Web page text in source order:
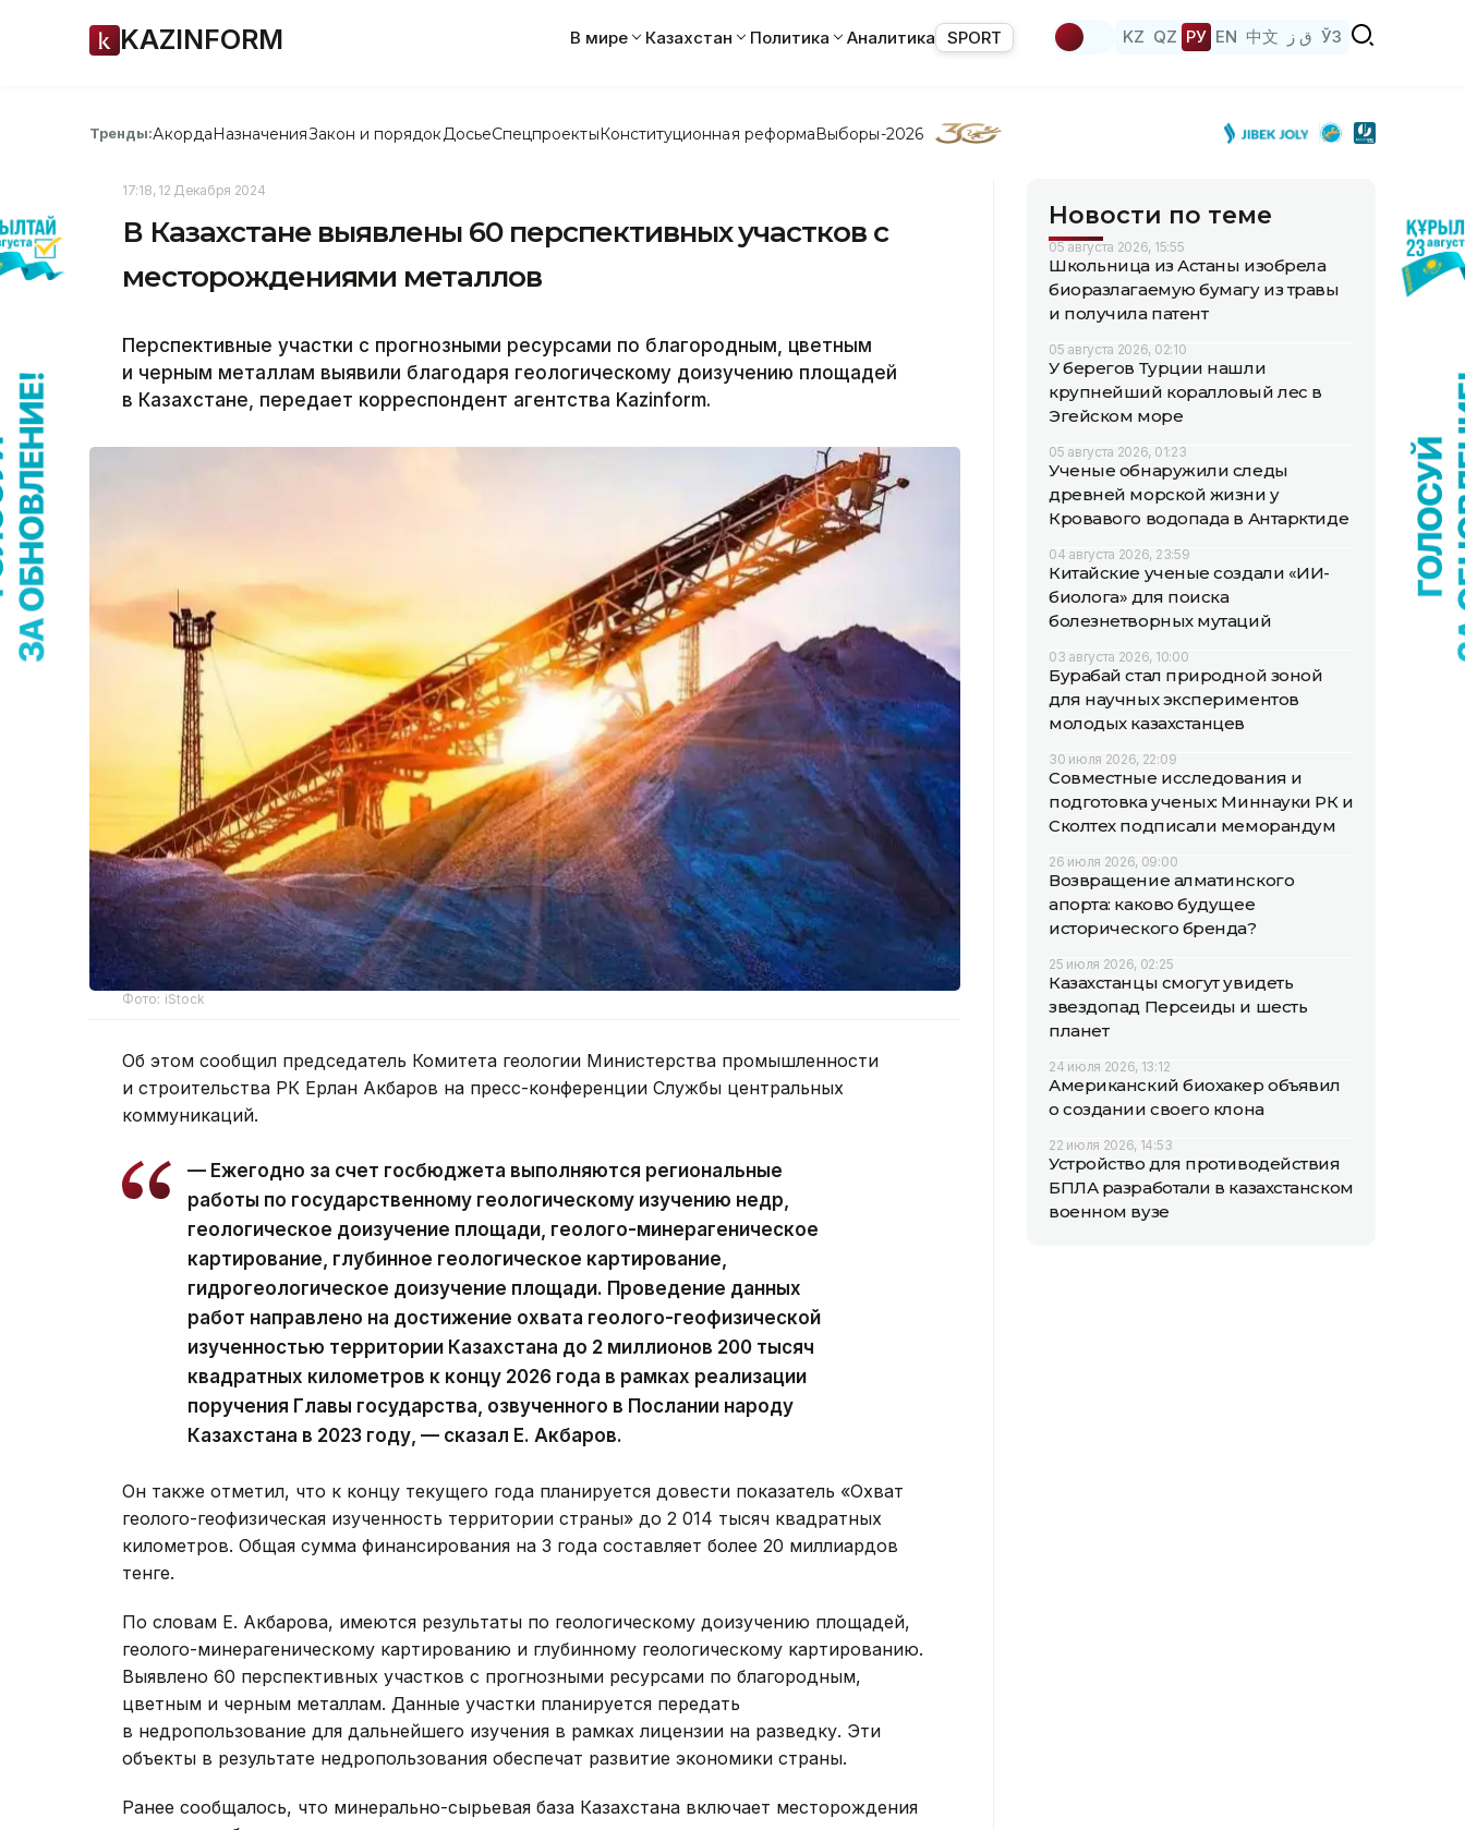
KAZINFORM В мире Казахстан Политика Аналитика SPORT KZ QZ РУ EN 中文 ق ز ЎЗ
Тренды:АкордаНазначенияЗакон и порядок ДосьеСпецпроектыКонституционная реформаВыборы-2026
17:18, 12 Декабря 2024
В Казахстане выявлены 60 перспективных участков с
месторождениями металлов
Перспективные участки с прогнозными ресурсами по благородным, цветным
и черным металлам выявили благодаря геологическому доизучению площадей
в Казахстане, передает корреспондент агентства Kazinform.
Фото: iStock
Об этом сообщил председатель Комитета геологии Министерства промышленности
и строительства РК Ерлан Акбаров на пресс-конференции Службы центральных
коммуникаций.
— Ежегодно за счет госбюджета выполняются региональные
работы по государственному геологическому изучению недр,
геологическое доизучение площади, геолого-минерагеническое
картирование, глубинное геологическое картирование,
гидрогеологическое доизучение площади. Проведение данных
работ направлено на достижение охвата геолого-геофизической
изученностью территории Казахстана до 2 миллионов 200 тысяч
квадратных километров к концу 2026 года в рамках реализации
поручения Главы государства, озвученного в Послании народу
Казахстана в 2023 году, — сказал Е. Акбаров.
Он также отметил, что к концу текущего года планируется довести показатель «Охват
геолого-геофизическая изученность территории страны» до 2 014 тысяч квадратных
километров. Общая сумма финансирования на 3 года составляет более 20 миллиардов
тенге.
По словам Е. Акбарова, имеются результаты по геологическому доизучению площадей,
геолого-минерагеническому картированию и глубинному геологическому картированию.
Выявлено 60 перспективных участков с прогнозными ресурсами по благородным,
цветным и черным металлам. Данные участки планируется передать
в недропользование для дальнейшего изучения в рамках лицензии на разведку. Эти
объекты в результате недропользования обеспечат развитие экономики страны.
Ранее сообщалось, что минерально-сырьевая база Казахстана включает месторождения
Новости по теме
05 августа 2026, 15:55
Школьница из Астаны изобрела
биоразлагаемую бумагу из травы
и получила патент
05 августа 2026, 02:10
У берегов Турции нашли
крупнейший коралловый лес в
Эгейском море
05 августа 2026, 01:23
Ученые обнаружили следы
древней морской жизни у
Кровавого водопада в Антарктиде
04 августа 2026, 23:59
Китайские ученые создали «ИИ-
биолога» для поиска
болезнетворных мутаций
03 августа 2026, 10:00
Бурабай стал природной зоной
для научных экспериментов
молодых казахстанцев
30 июля 2026, 22:09
Совместные исследования и
подготовка ученых: Миннауки РК и
Сколтех подписали меморандум
26 июля 2026, 09:00
Возвращение алматинского
апорта: каково будущее
исторического бренда?
25 июля 2026, 02:25
Казахстанцы смогут увидеть
звездопад Персеиды и шесть
планет
24 июля 2026, 13:12
Американский биохакер объявил
о создании своего клона
22 июля 2026, 14:53
Устройство для противодействия
БПЛА разработали в казахстанском
военном вузе